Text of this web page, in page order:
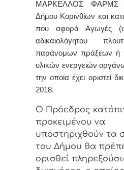
ΜΑΡΚΕΛΛΟΣ ΦΑΡΜΣ
Δήμου Κορινθίων και
που αφορά Αγωγές
αδικαιολόγητου
παράνομων πράξεων ή
υλικών ενεργειών
την οποία έχει οριστεί
2018.
Ο Πρόεδρος
προκειμένου να
υποστηριχθούν τα
του Δήμου θα
ορισθεί